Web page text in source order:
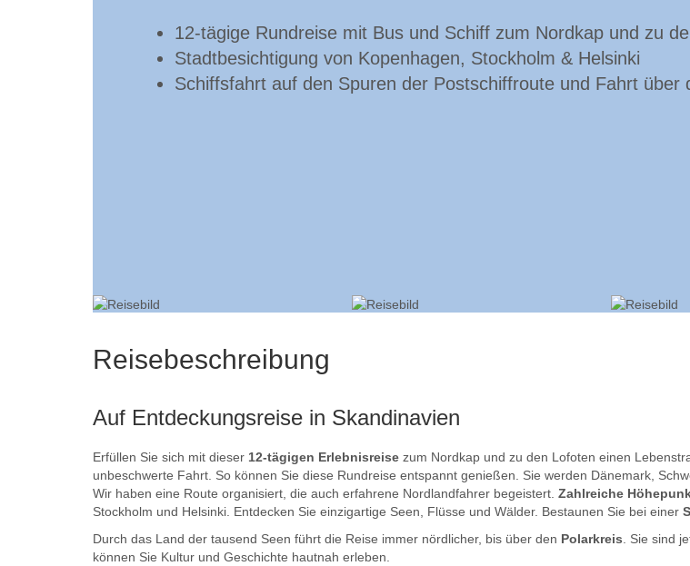
12-tägige Rundreise mit Bus und Schiff zum Nordkap und zu
Stadtbesichtigung von Kopenhagen, Stockholm & Helsinki
Schiffsfahrt auf den Spuren der Postschiffroute und Fahrt über
Reisebeschreibung
Auf Entdeckungsreise in Skandinavien
Erfüllen Sie sich mit dieser 12-tägigen Erlebnisreise zum Nordkap und zu den Lofoten einen
unbeschwerte Fahrt. So können Sie diese Rundreise entspannt genießen. Sie werden Dänemark,
Wir haben eine Route organisiert, die auch erfahrene Nordlandfahrer begeistert. Zahlreiche
Stockholm und Helsinki. Entdecken Sie einzigartige Seen, Flüsse und Wälder. Bestaunen Sie bei einer
Durch das Land der tausend Seen führt die Reise immer nördlicher, bis über den Polarkreis . Sie sind
können Sie Kultur und Geschichte hautnah erleben.